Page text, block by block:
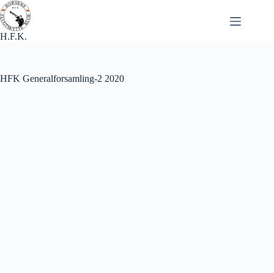
Fortsæt
til
indhold
H.F.K.
HFK Generalforsamling-2 2020